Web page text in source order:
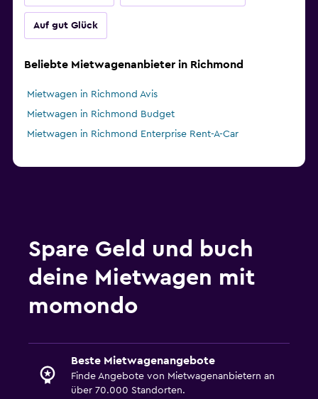
Auf gut Glück
Beliebte Mietwagenanbieter in Richmond
Mietwagen in Richmond Avis
Mietwagen in Richmond Budget
Mietwagen in Richmond Enterprise Rent-A-Car
Spare Geld und buch
deine Mietwagen mit
momondo
Beste Mietwagenangebote
Finde Angebote von Mietwagenanbietern an
über 70.000 Standorten.